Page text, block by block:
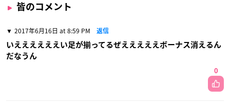
皆のコメント
2017年6月16日 at 8:59 PM 返信
いええええええい足が揃ってるぜえええええボーナス消えるん
だなうん
0